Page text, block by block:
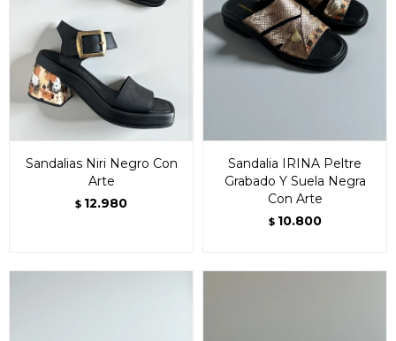
Sandalias Niri Negro Con
Arte
$ 12.980
Sandalia IRINA Peltre
Grabado Y Suela Negra
Con Arte
$ 10.800